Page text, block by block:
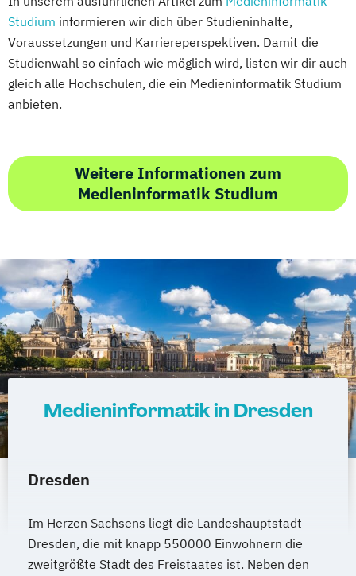
Studium informieren wir dich über Studieninhalte,
Voraussetzungen und Karriereperspektiven. Damit die
Studienwahl so einfach wie möglich wird, listen wir dir auch
gleich alle Hochschulen, die ein Medieninformatik Studium
anbieten.
Weitere Informationen zum
Medieninformatik Studium
Medieninformatik in Dresden
Dresden
Im Herzen Sachsens liegt die Landeshauptstadt
Dresden, die mit knapp 550000 Einwohnern die
zweitgrößte Stadt des Freistaates ist. Neben den